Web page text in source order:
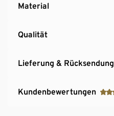
Material
Qualität
Lieferung & Rücksendung
Kundenbewertungen